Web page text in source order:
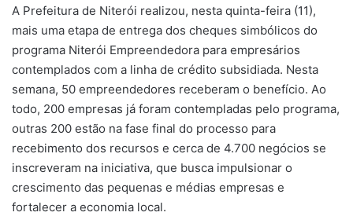
A Prefeitura de Niterói realizou, nesta quinta-feira (11),
mais uma etapa de entrega dos cheques simbólicos do
programa Niterói Empreendedora para empresários
contemplados com a linha de crédito subsidiada. Nesta
semana, 50 empreendedores receberam o benefício. Ao
todo, 200 empresas já foram contempladas pelo programa,
outras 200 estão na fase final do processo para
recebimento dos recursos e cerca de 4.700 negócios se
inscreveram na iniciativa, que busca impulsionar o
crescimento das pequenas e médias empresas e
fortalecer a economia local.